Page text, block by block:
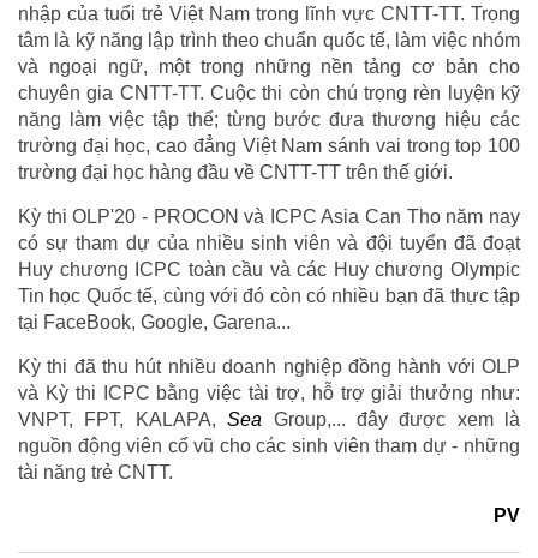
nhập của tuổi trẻ Việt Nam trong lĩnh vực CNTT-TT. Trọng
tâm là kỹ năng lập trình theo chuẩn quốc tế, làm việc nhóm
và ngoại ngữ, một trong những nền tảng cơ bản cho
chuyên gia CNTT-TT. Cuộc thi còn chú trọng rèn luyện kỹ
năng làm việc tập thể; từng bước đưa thương hiệu các
trường đại học, cao đẳng Việt Nam sánh vai trong top 100
trường đại học hàng đầu về CNTT-TT trên thế giới.
Kỳ thi OLP'20 - PROCON và ICPC Asia Can Tho năm nay
có sự tham dự của nhiều sinh viên và đội tuyển đã đoạt
Huy chương ICPC toàn cầu và các Huy chương Olympic
Tin học Quốc tế, cùng với đó còn có nhiều bạn đã thực tập
tại FaceBook, Google, Garena...
Kỳ thi đã thu hút nhiều doanh nghiệp đồng hành với OLP
và Kỳ thi ICPC bằng việc tài trợ, hỗ trợ giải thưởng như:
VNPT, FPT, KALAPA,Sea Group,... đây được xem là
nguồn động viên cổ vũ cho các sinh viên tham dự - những
tài năng trẻ CNTT.
PV